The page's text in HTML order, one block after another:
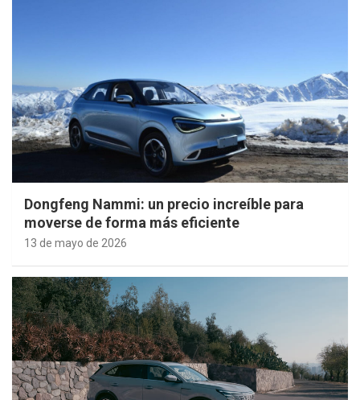
Dongfeng Nammi: un precio increíble para
moverse de forma más eficiente
13 de mayo de 2026